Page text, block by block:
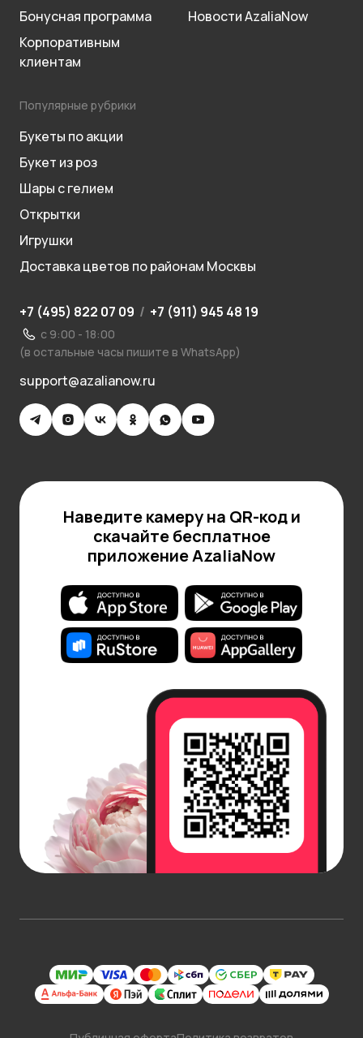
Бонусная программа
Корпоративным
клиентам
Новости AzaliaNow
Популярные рубрики
Букеты по акции
Букет из роз
Шары с гелием
Открытки
Игрушки
Доставка цветов по районам Москвы
+7 (495) 822 07 09 / +7 (911) 945 48 19
с 9:00 - 18:00
(в остальные часы пишите в WhatsApp)
support@azalianow.ru
Наведите камеру на QR-код и
скачайте бесплатное
приложение AzaliaNow